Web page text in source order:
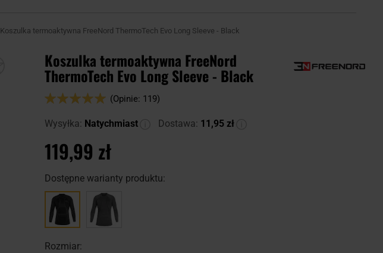
Koszulka termoaktywna FreeNord ThermoTech Evo Long Sleeve - Black
Koszulka termoaktywna FreeNord
ThermoTech Evo Long Sleeve - Black
Ocena:
(Opinie: 119)
Wysyłka: Natychmiast Dostawa: 11,95 zł
119,99 zł
Dostępne warianty produktu:
Rozmiar: